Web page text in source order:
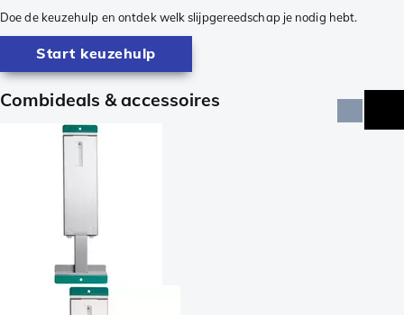
Doe de keuzehulp en ontdek welk slijpgereedschap je nodig hebt.
Start keuzehulp
Combideals & accessoires